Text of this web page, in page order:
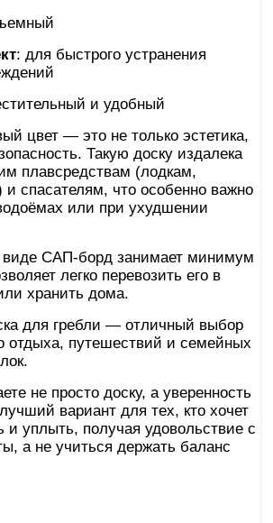
: для быстрого устранения
и удобный
цвет — это не только эстетика,
Такую доску издалека
плавсредствам (лодкам,
и спасателям, что особенно важно
или при ухудшении
САП-борд занимает минимум
легко перевозить его в
хранить дома.
для гребли — отличный выбор
отдыха, путешествий и семейных
не просто доску, а уверенность
вариант для тех, кто хочет
и уплыть, получая удовольствие с
а не учиться держать баланс